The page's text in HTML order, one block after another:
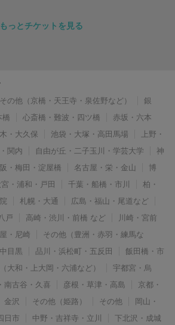
もっとチケットを見る
その他（京橋・天王寺・泉佐野など）
銀
橋
心斎橋・難波・四ツ橋
赤坂・六本
・大久保 池袋・大塚・高田馬場
上野・
関内 自由が丘・二子玉川・学芸大学
神
・梅田・淀屋橋 名古屋・栄・金山
博
宮・浦和・戸田 千葉・船橋・市川
柏・
札幌・大通
広島・福山・尾道など
戸 高崎・渋川・前橋 など
川崎・宮前
・尼崎
その他（豊洲・赤羽・練馬な
目黒 品川・浜松町・五反田
飯田橋・市
大和・上大岡・六浦など）
宇都宮・烏
南古谷・久喜 彦根・草津・高島
京都・
金沢 その他（姫路） その他
岡山・
日市 中野・吉祥寺・立川
下北沢・成城